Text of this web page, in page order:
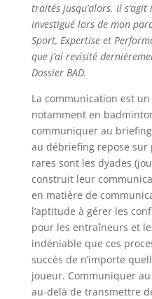
traités jusqu’alors. Il s’agit
investigué lors de mon
Sport, Expertise et
que j’ai revisité
Dossier BAD.
La communication est
notamment en
communiquer au
au débriefing repose sur
rares sont les dyades
construit leur
en matière de
l’aptitude à gérer les
pour les entraîneurs et
indéniable que ces
succès de n’importe
joueur. Communiquer
au-delà de transmettre